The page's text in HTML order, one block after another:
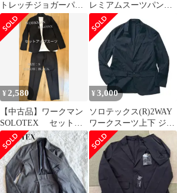
トレッチジョガーパン
ツ４L
レミアムスーツパンツ
JK004 濃紺 3L
¥ 2,580
【中古品】ワークマン
SOLOTEX セットア
ップスーツ Sサイズ
BLACK
¥ 3,000
ソロテックス(R)2WAY
ワークスーツ上下 ジャ
ケットM＆スラックス
Ｓ ネイビー